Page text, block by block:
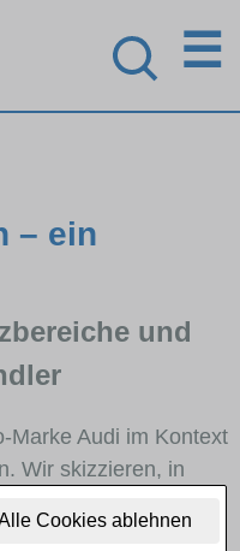
Cookies ablehnen
☰
– ein
und
Marke Audi im Kontext
Wir skizzieren, in
stark vertreten ist,
Stadt- und